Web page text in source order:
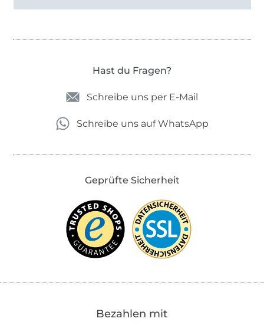
Hast du Fragen?
Schreibe uns per E-Mail
Schreibe uns auf WhatsApp
Geprüfte Sicherheit
Bezahlen mit